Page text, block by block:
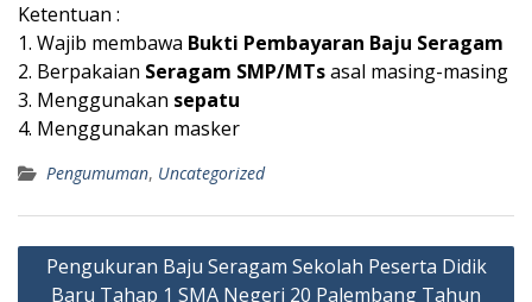
Ketentuan :
1. Wajib membawa Bukti Pembayaran Baju Seragam
2. Berpakaian Seragam SMP/MTsasal masing-masing
3. Menggunakan sepatu
4. Menggunakan masker
Pengumuman, Uncategorized
Post
navigation
Pengukuran Baju Seragam Sekolah Peserta Didik
Baru Tahap 1 SMA Negeri 20 Palembang Tahun